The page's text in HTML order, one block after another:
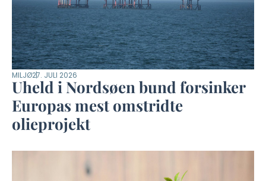
MILJØ27. JULI 2026
Uheld i Nordsøen bund forsinker
Europas mest omstridte
olieprojekt